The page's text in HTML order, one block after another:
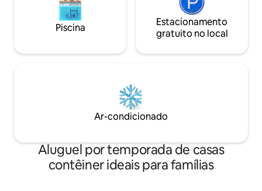
Piscina
Estacionamento
gratuito no local
Ar-condicionado
Aluguel por temporada de casas
contêiner ideais para famílias